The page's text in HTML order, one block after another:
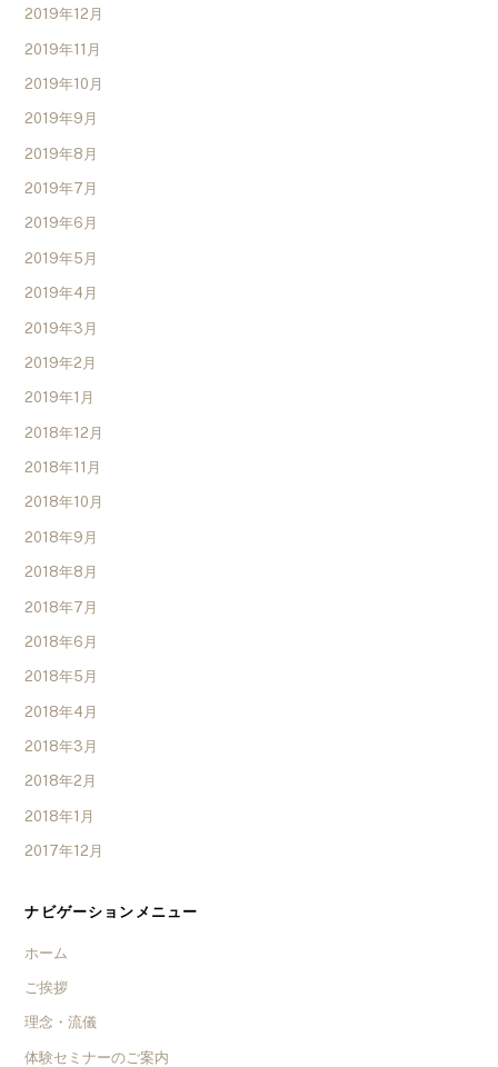
2019年12月
2019年11月
2019年10月
2019年9月
2019年8月
2019年7月
2019年6月
2019年5月
2019年4月
2019年3月
2019年2月
2019年1月
2018年12月
2018年11月
2018年10月
2018年9月
2018年8月
2018年7月
2018年6月
2018年5月
2018年4月
2018年3月
2018年2月
2018年1月
2017年12月
ナビゲーションメニュー
ホーム
ご挨拶
理念・流儀
体験セミナーのご案内